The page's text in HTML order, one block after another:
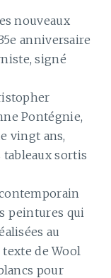
nouveaux
anniversaire
signé
Pontégnie,
vingt ans,
sortis
peintures qui
au
de Wool
pour